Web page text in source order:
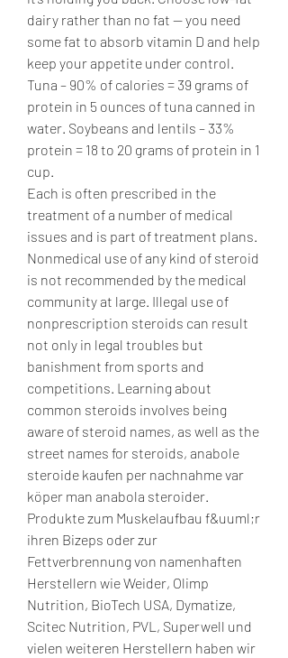
dairy rather than no fat — you need
some fat to absorb vitamin D and help
keep your appetite under control.
Tuna – 90% of calories = 39 grams of
protein in 5 ounces of tuna canned in
water. Soybeans and lentils – 33%
protein = 18 to 20 grams of protein in 1
cup.
Each is often prescribed in the
treatment of a number of medical
issues and is part of treatment plans.
Nonmedical use of any kind of steroid
is not recommended by the medical
community at large. Illegal use of
nonprescription steroids can result
not only in legal troubles but
banishment from sports and
competitions. Learning about
common steroids involves being
aware of steroid names, as well as the
street names for steroids, anabole
steroide kaufen per nachnahme var
köper man anabola steroider.
Produkte zum Muskelaufbau f&uuml;r
ihren Bizeps oder zur
Fettverbrennung von namenhaften
Herstellern wie Weider, Olimp
Nutrition, BioTech USA, Dymatize,
Scitec Nutrition, PVL, Superwell und
vielen weiteren Herstellern haben wir